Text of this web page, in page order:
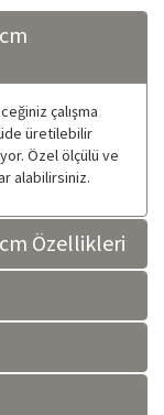
çalışma
üretilebilir
Özel ölçülü ve
alabilirsiniz.
Özellikleri